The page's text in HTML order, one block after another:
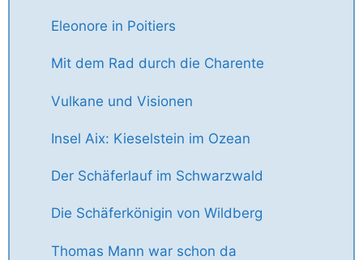
Eleonore in Poitiers
Mit dem Rad durch die Charente
Vulkane und Visionen
Insel Aix: Kieselstein im Ozean
Der Schäferlauf im Schwarzwald
Die Schäferkönigin von Wildberg
Thomas Mann war schon da